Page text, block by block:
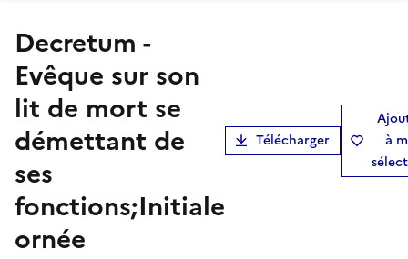
Decretum -
Evêque sur son
lit de mort se
démettant de
ses
fonctions;Initiale
ornée
Télécharger
à